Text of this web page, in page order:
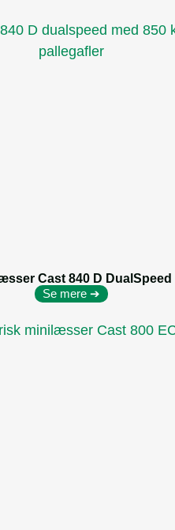
Cast 840 D DualSpeed
Se mere ➔